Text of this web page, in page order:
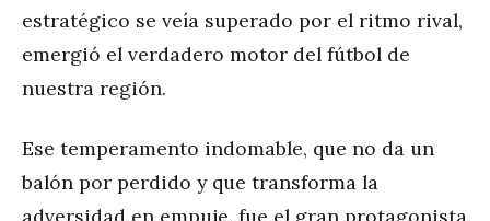
estratégico se veía superado por el ritmo rival,
emergió el verdadero motor del fútbol de
nuestra región.
Ese temperamento indomable, que no da un
balón por perdido y que transforma la
adversidad en empuje, fue el gran protagonista